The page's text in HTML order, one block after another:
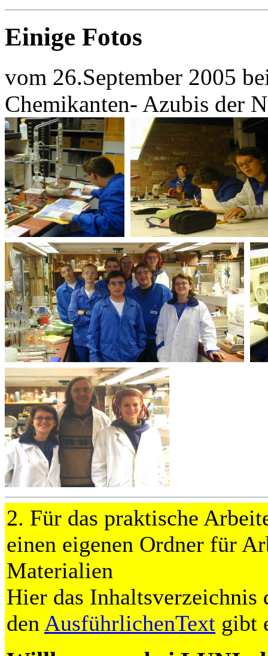
Einige Fotos
vom 26.September 2005
Chemikanten- Azubis der
2. Für das praktische
einen eigenen Ordner für
Materialien
Hier das Inhaltsverzeichnis
den AusführlichenText gibt